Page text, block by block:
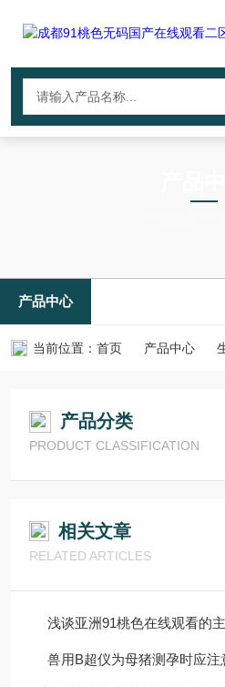
产品中心
当前位置： 首页 产品中心
产品分类
PRODUCT CLASSIFICATION
相关文章
RELATED ARTICLES
浅谈亚洲91桃色在线观看的主
兽用B超仪为母猪测孕时应注